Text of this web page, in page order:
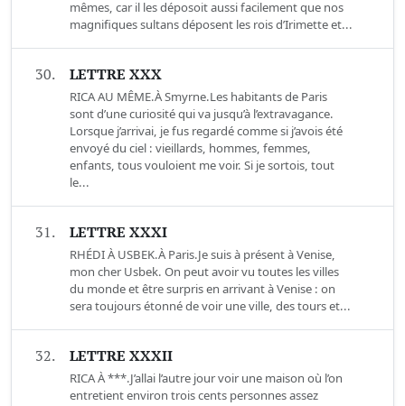
mêmes, car il les déposoit aussi facilement que nos
magnifiques sultans déposent les rois d’Irimette et...
30. LETTRE XXX
RICA AU MÊME.À Smyrne.Les habitants de Paris
sont d’une curiosité qui va jusqu’à l’extravagance.
Lorsque j’arrivai, je fus regardé comme si j’avois été
envoyé du ciel : vieillards, hommes, femmes,
enfants, tous vouloient me voir. Si je sortois, tout
le...
31. LETTRE XXXI
RHÉDI À USBEK.À Paris.Je suis à présent à Venise,
mon cher Usbek. On peut avoir vu toutes les villes
du monde et être surpris en arrivant à Venise : on
sera toujours étonné de voir une ville, des tours et...
32. LETTRE XXXII
RICA À ***.J’allai l’autre jour voir une maison où l’on
entretient environ trois cents personnes assez